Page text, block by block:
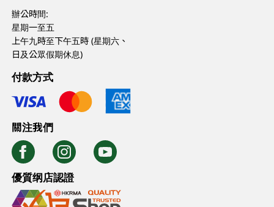
辦公時間:
星期一至五
上午九時至下午五時 (星期六、
日及公眾假期休息)
付款方式
關注我們
優質纲店認證